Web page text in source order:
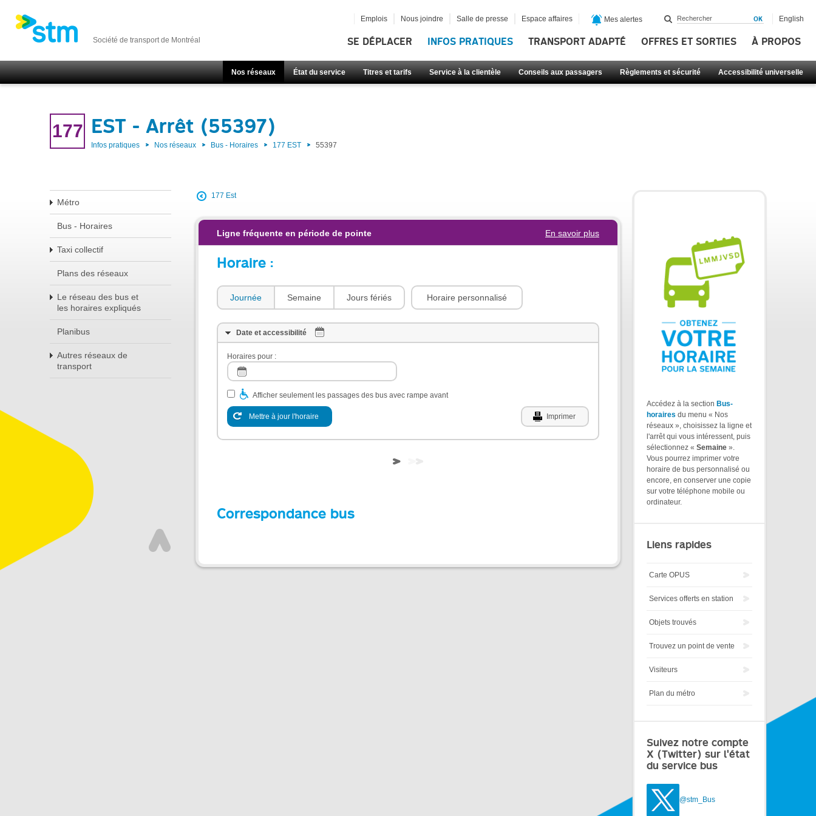
Société de transport de Montréal SE DÉPLACER INFOS PRATIQUES TRANSPORT ADAPTÉ OFFRES ET SORTIES À PROPOS
Nos réseaux État du service Titres et tarifs Service à la clientèle Conseils aux passagers Règlements et sécurité Accessibilité universelle
Emplois Nous joindre Salle de presse Espace affaires Mes alertes English
177 EST - Arrêt (55397)
Infos pratiques Nos réseaux Bus - Horaires 177 EST 55397
Métro
Bus - Horaires
Taxi collectif
Plans des réseaux
Le réseau des bus et
les horaires expliqués
Planibus
Autres réseaux de
transport
177 Est
Ligne fréquente en période de pointe En savoir plus
Horaire :
Journée Semaine Jours fériés Horaire personnalisé
Date et accessibilité
Horaires pour :
Afficher seulement les passages des bus avec rampe avant
Mettre à jour l'horaire Imprimer
Correspondance bus
Accédez à la section Bus-
horaires du menu « Nos
réseaux », choisissez la ligne et
l'arrêt qui vous intéressent, puis
sélectionnez « Semaine ».
Vous pourrez imprimer votre
horaire de bus personnalisé ou
encore, en conserver une copie
sur votre téléphone mobile ou
ordinateur.
Liens rapides
Carte OPUS
Services offerts en station
Objets trouvés
Trouvez un point de vente
Visiteurs
Plan du métro
Suivez notre compte
X (Twitter) sur l'état
du service bus
@stm_Bus